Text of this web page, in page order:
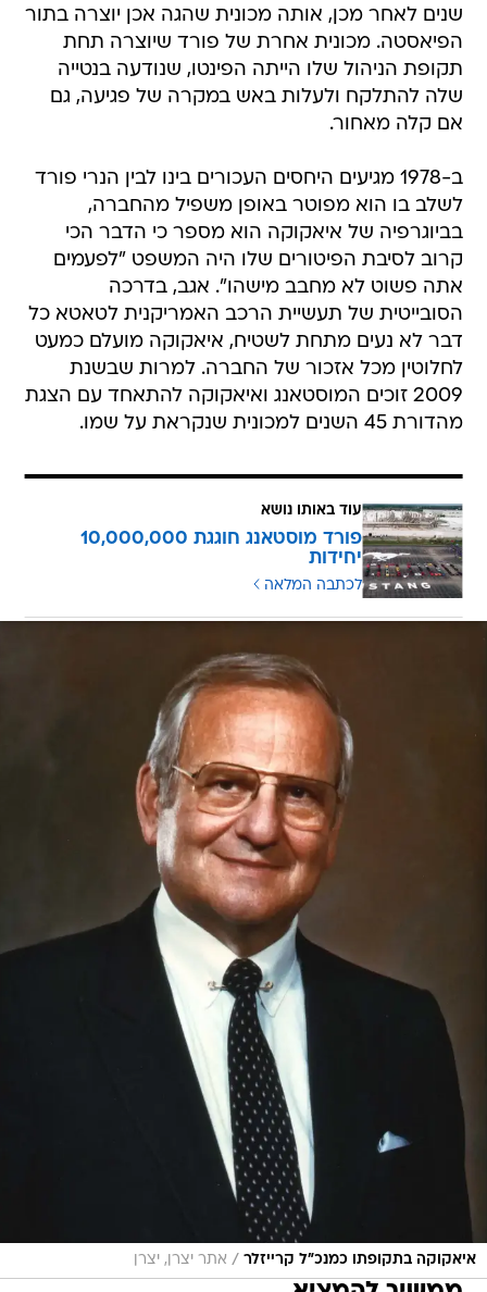
שנים לאחר מכן, אותה מכונית שהגה אכן יוצרה בתור
הפיאסטה. מכונית אחרת של פורד שיוצרה תחת
תקופת הניהול שלו הייתה הפינטו, שנודעה בנטייה
שלה להתלקח ולעלות באש במקרה של פגיעה, גם
אם קלה מאחור.
ב-1978 מגיעים היחסים העכורים בינו לבין הנרי פורד
לשלב בו הוא מפוטר באופן משפיל מהחברה,
בביוגרפיה של איאקוקה הוא מספר כי הדבר הכי
קרוב לסיבת הפיטורים שלו היה המשפט "לפעמים
אתה פשוט לא מחבב מישהו". אגב, בדרכה
הסובייטית של תעשיית הרכב האמריקנית לטאטא כל
דבר לא נעים מתחת לשטיח, איאקוקה מועלם כמעט
לחלוטין מכל אזכור של החברה. למרות שבשנת
2009 זוכים המוסטאנג ואיאקוקה להתאחד עם הצגת
מהדורת 45 השנים למכונית שנקראת על שמו.
עוד באותו נושא
פורד מוסטאנג חוגגת 10,000,000
יחידות
לכתבה המלאה
איאקוקה בתקופתו כמנכ"ל קרייזלר / אתר יצרן, יצרן